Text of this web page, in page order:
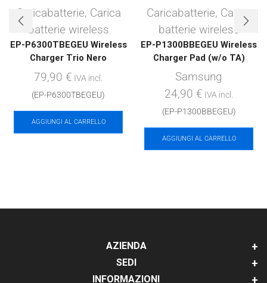
Caricabatterie, Carica
batterie wireless
EP-P6300TBEGEU Wireless
Charger Trio Nero
79,90 € IVA incl.
(EP-P6300TBEGEU)
AGGIUNGI AL CARRELLO
Caricabatterie, Carica
batterie wireless
EP-P1300BBEGEU Wireless
Charger Pad (w/o TA)
Samsung
24,90 € IVA incl.
(EP-P1300BBEGEU)
AGGIUNGI AL CARRELLO
AZIENDA
SEDI
INFORMAZIONI